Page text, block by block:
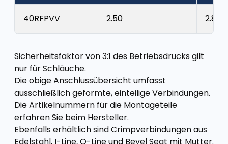
40RFPVV 2.50 2.88
Sicherheitsfaktor von 3:1 des Betriebsdrucks gilt
nur für Schläuche.
Die obige Anschlussübersicht umfasst
ausschließlich geformte, einteilige Verbindungen.
Die Artikelnummern für die Montageteile
erfahren Sie beim Hersteller.
Ebenfalls erhältlich sind Crimpverbindungen aus